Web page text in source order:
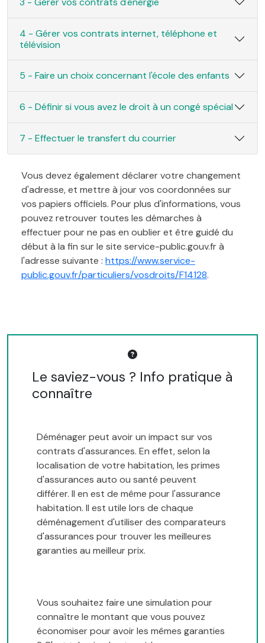
4 - Gérer vos contrats internet, téléphone et
télévision
5 - Faire un choix concernant l'école des enfants
6 - Définir si vous avez le droit à un congé spécial
7 - Effectuer le transfert du courrier
Vous devez également déclarer votre changement
d'adresse, et mettre à jour vos coordonnées sur
vos papiers officiels. Pour plus d'informations, vous
pouvez retrouver toutes les démarches à
effectuer pour ne pas en oublier et être guidé du
début à la fin sur le site service-public.gouv.fr à
l'adresse suivante : https://www.service-
public.gouv.fr/particuliers/vosdroits/F14128.
Le saviez-vous ? Info pratique à
connaître
Déménager peut avoir un impact sur vos
contrats d'assurances. En effet, selon la
localisation de votre habitation, les primes
d'assurances auto ou santé peuvent
différer. Il en est de même pour l'assurance
habitation. Il est utile lors de chaque
déménagement d'utiliser des comparateurs
d'assurances pour trouver les meilleures
garanties au meilleur prix.
Vous souhaitez faire une simulation pour
connaître le montant que vous pouvez
économiser pour avoir les mêmes garanties